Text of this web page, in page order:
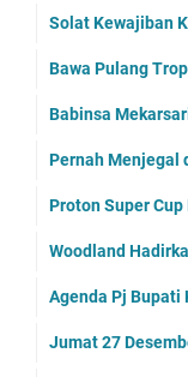
Solat Kewajiban
Bawa Pulang
Babinsa
Pernah Menjegal
Proton Super
Woodland
Agenda Pj Bupati
Jumat 27